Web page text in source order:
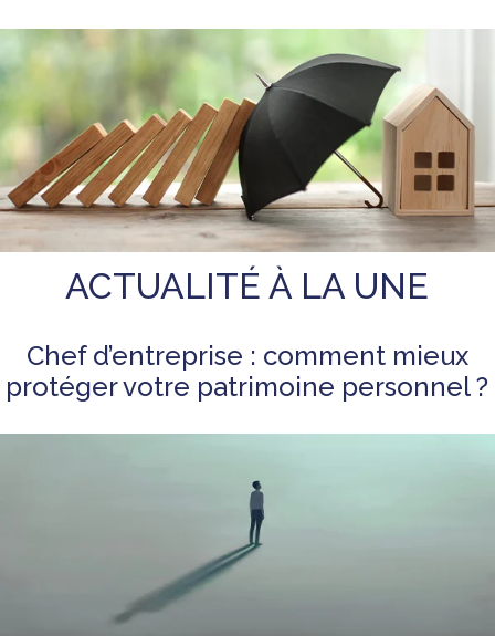
ACTUALITÉ À LA UNE
Chef d’entreprise : comment mieux
protéger votre patrimoine personnel ?